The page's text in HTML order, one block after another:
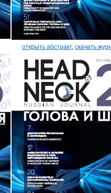
открыть абстракт, скачать